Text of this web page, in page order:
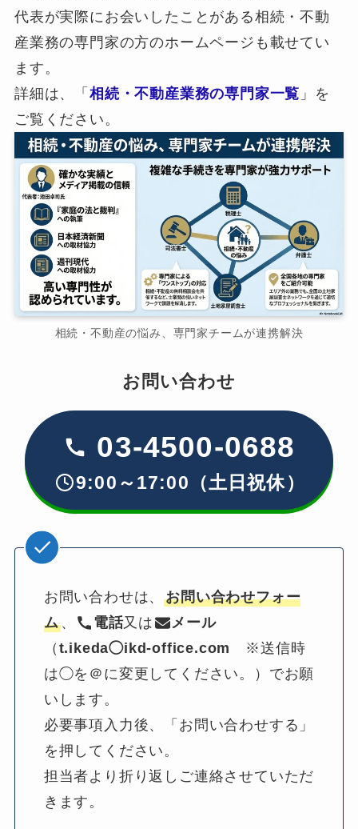
代表が実際にお会いしたことがある相続・不動
産業務の専門家の方のホームページも載せてい
ます。
詳細は、「 相続・不動産業務の専門家一覧 」を
ご覧ください。
相続・不動産の悩み、専門家チームが連携解決
お問い合わせ
03-4500-0688
9:00～17:00（土日祝休）
お問い合わせは、お問い合わせフォー
ム、 電話又は
メール
（ t.ikeda◯ikd-office.com
※送信時
は◯を＠に変更してください。）でお願
いします。
必要事項入力後、「お問い合わせする」
を押してください。
担当者より折り返しご連絡させていただ
きます。